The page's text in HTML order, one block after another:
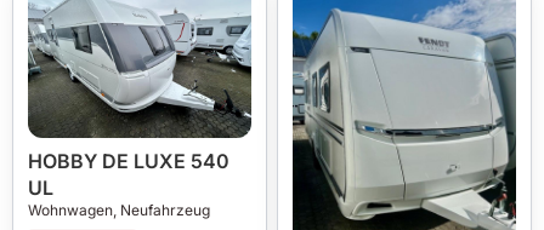
HOBBY DE LUXE 540
UL
Wohnwagen, Neufahrzeug